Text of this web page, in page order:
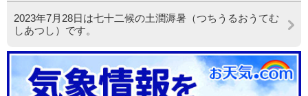
2023年7月28日は七十二候の土潤溽暑（つちうるおうてむ
しあつし）です。